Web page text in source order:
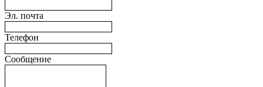
Эл. почта
Телефон
Сообщение